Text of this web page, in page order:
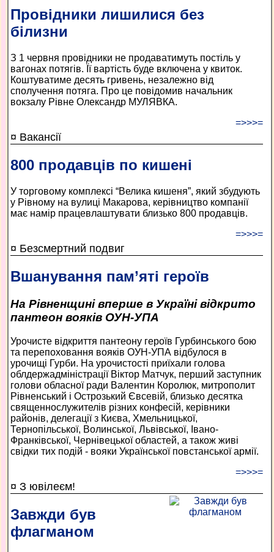
Провідники лишилися без
білизни
З 1 червня провідники не продаватимуть постіль у
вагонах потягів. Її вартість буде включена у квиток.
Коштуватиме десять гривень, незалежно від
сполучення потяга. Про це повідомив начальник
вокзалу Рівне Олександр МУЛЯВКА.
=>>>=
¤ Вакансії
800 продавців по кишені
У торговому комплексі “Велика кишеня”, який збудують
у Рівному на вулиці Макарова, керівництво компанії
має намір працевлаштувати близько 800 продавців.
=>>>=
¤ Безсмертний подвиг
Вшанування пам’яті героїв
На Рівненщині вперше в Україні відкрито
пантеон вояків ОУН-УПА
Урочисте відкриття пантеону героїв Гурбинського бою
та перепоховання вояків ОУН-УПА відбулося в
урочищі Гурби. На урочистості приїхали голова
облдержадміністрації Віктор Матчук, перший заступник
голови обласної ради Валентин Королюк, митрополит
Рівненський і Острозький Євсевій, близько десятка
священнослужителів різних конфесій, керівники
районів, делегації з Києва, Хмельницької,
Тернопільської, Волинської, Львівської, Івано-
Франківської, Чернівецької областей, а також живі
свідки тих подій - вояки Української повстанської армії.
=>>>=
¤ З ювілеєм!
Завжди був
флагманом